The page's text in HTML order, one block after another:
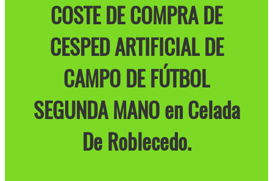
COSTE DE COMPRA DE
CESPED ARTIFICIAL DE
CAMPO DE FÚTBOL
SEGUNDA MANO en Celada
De Roblecedo.